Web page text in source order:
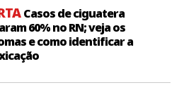
Casos de ciguatera
60% no RN; veja os
e como identificar a